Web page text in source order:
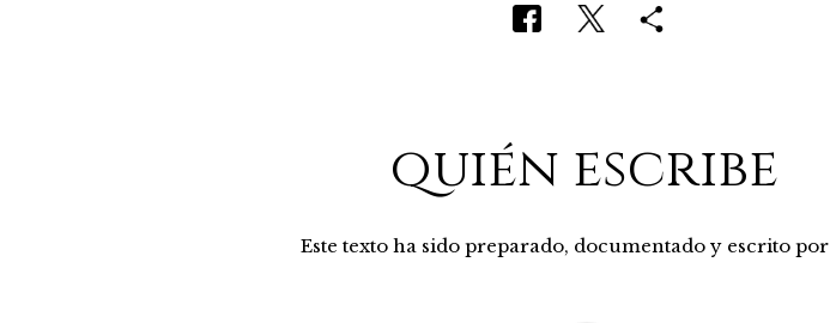
quién escribe
Este texto ha sido preparado, documentado y escrito por